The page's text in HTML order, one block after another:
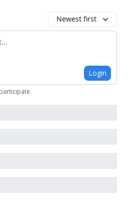
Newest first
Login
.